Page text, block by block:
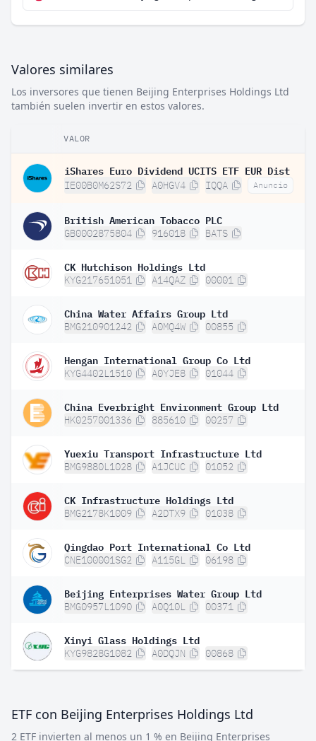
Valores similares
Los inversores que tienen Beijing Enterprises Holdings Ltd
también suelen invertir en estos valores.
VALOR
iShares Euro Dividend UCITS ETF EUR Dist
IE00B0M62S72 A0HGV4 IQQA Anuncio
British American Tobacco PLC
GB0002875804 916018 BATS
CK Hutchison Holdings Ltd
KYG217651051 A14QAZ 00001
China Water Affairs Group Ltd
BMG210901242 A0MQ4W 00855
Hengan International Group Co Ltd
KYG4402L1510 A0YJE8 01044
China Everbright Environment Group Ltd
HK0257001336 885610 00257
Yuexiu Transport Infrastructure Ltd
BMG9880L1028 A1JCUC 01052
CK Infrastructure Holdings Ltd
BMG2178K1009 A2DTX9 01038
Qingdao Port International Co Ltd
CNE100001SG2 A115GL 06198
Beijing Enterprises Water Group Ltd
BMG0957L1090 A0Q10L 00371
Xinyi Glass Holdings Ltd
KYG9828G1082 A0DQJN 00868
ETF con Beijing Enterprises Holdings Ltd
2 ETF invierten al menos un 1 % en Beijing Enterprises